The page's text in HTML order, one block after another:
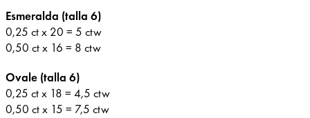
Esmeralda (talla 6)
0,25 ct x 20 = 5 ctw
0,50 ct x 16 = 8 ctw
Ovale (talla 6)
0,25 ct x 18 = 4,5 ctw
0,50 ct x 15 = 7,5 ctw